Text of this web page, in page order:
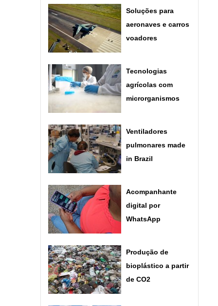
Soluções para
aeronaves e carros
voadores
Tecnologias
agrícolas com
microrganismos
Ventiladores
pulmonares made
in Brazil
Acompanhante
digital por
WhatsApp
Produção de
bioplástico a partir
de CO2